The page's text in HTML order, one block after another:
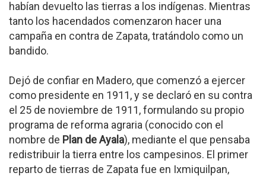
habían devuelto las tierras a los indígenas. Mientras
tanto los hacendados comenzaron hacer una
campaña en contra de Zapata, tratándolo como un
bandido.
Dejó de confiar en Madero, que comenzó a ejercer
como presidente en 1911, y se declaró en su contra
el 25 de noviembre de 1911, formulando su propio
programa de reforma agraria (conocido con el
nombre de Plan de Ayala), mediante el que pensaba
redistribuir la tierra entre los campesinos. El primer
reparto de tierras de Zapata fue en Ixmiquilpan,